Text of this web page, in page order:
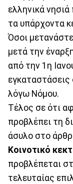
ελληνικά
τα υπάρχοντα
Όσοι
μετά την
από την 1η
εγκαταστάσεις
λόγω Νόμου.
Τέλος σε ότι
προβλέπει τη
άσυλο στο
Κοινοτικό
προβλέπεται
τελευταίας